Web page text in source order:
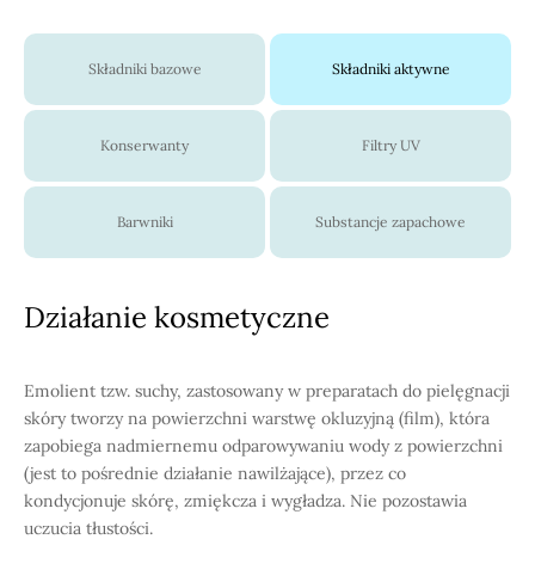
Składniki bazowe Składniki aktywne
Konserwanty Filtry UV
Barwniki Substancje zapachowe
Działanie kosmetyczne
Emolient tzw. suchy, zastosowany w preparatach do pielęgnacji
skóry tworzy na powierzchni warstwę okluzyjną (film), która
zapobiega nadmiernemu odparowywaniu wody z powierzchni
(jest to pośrednie działanie nawilżające), przez co
kondycjonuje skórę, zmiękcza i wygładza. Nie pozostawia
uczucia tłustości.